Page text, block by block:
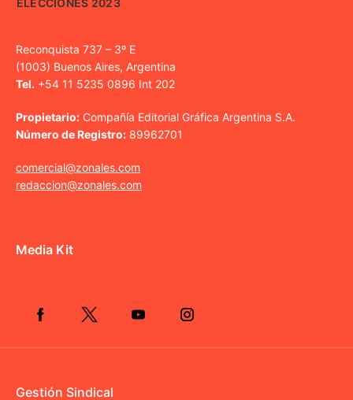
Reconquista 737 – 3º E
(1003) Buenos Aires, Argentina
Tel. +54 11 5235 0896 Int 202
Propietario: Compañía Editorial Gráfica Argentina S.A.
Número de Registro: 89962701
comercial@zonales.com
redaccion@zonales.com
Media Kit
Gestión Sindical